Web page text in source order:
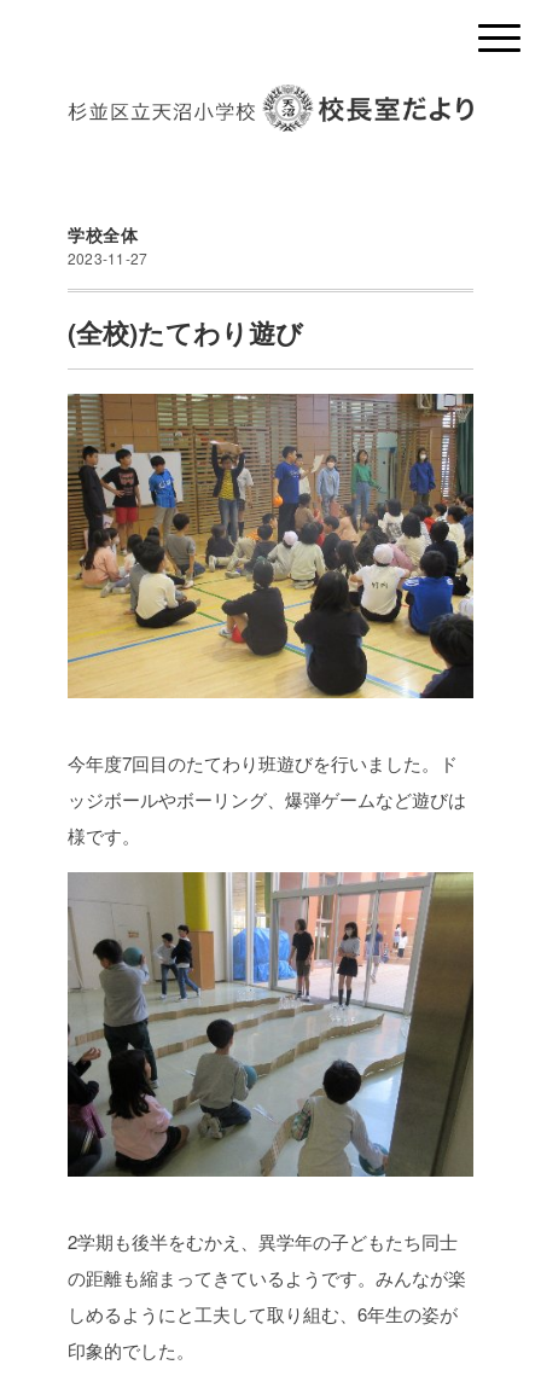
学校全体
2023-11-27
(全校)たてわり遊び
今年度7回目のたてわり班遊びを行いました。ド
ッジボールやボーリング、爆弾ゲームなど遊びは
様です。
2学期も後半をむかえ、異学年の子どもたち同士
の距離も縮まってきているようです。みんなが楽
しめるようにと工夫して取り組む、6年生の姿が
印象的でした。